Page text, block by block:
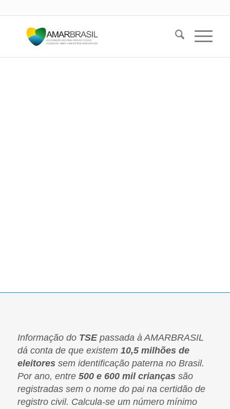
Informação do TSEpassada à AMARBRASIL
dá conta de que existem 10,5 milhões de
eleitoressem identificação paterna no Brasil.
Por ano, entre 500 e 600 mil criançassão
registradas sem o nome do pai na certidão de
registro civil. Calcula-se um número mínimo